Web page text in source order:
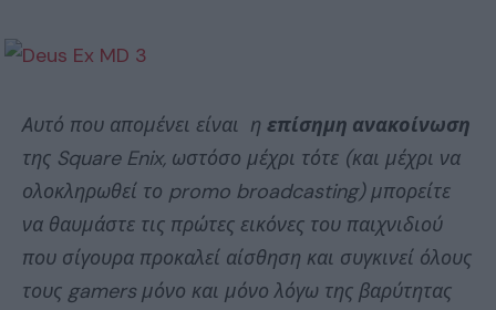
Αυτό που απομένει είναι η επίσημη ανακοίνωση
της Square Enix, ωστόσο μέχρι τότε (και μέχρι να
ολοκληρωθεί το promo broadcasting) μπορείτε
να θαυμάστε τις πρώτες εικόνες του παιχνιδιού
που σίγουρα προκαλεί αίσθηση και συγκινεί όλους
τους gamers μόνο και μόνο λόγω της βαρύτητας